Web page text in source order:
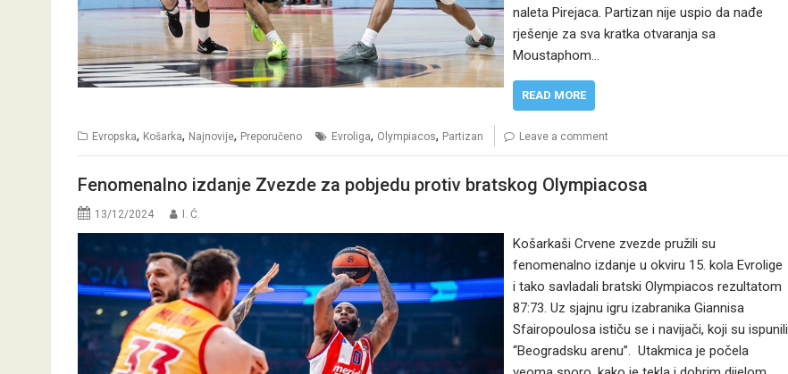
naleta Pirejaca. Partizan nije uspio da nađe
rješenje za sva kratka otvaranja sa
Moustaphom…
READ MORE
Evropska, Košarka, Najnovije, Preporučeno Evroliga, Olympiacos, Partizan Leave a comment
Fenomenalno izdanje Zvezde za pobjedu protiv bratskog Olympiacosa
13/12/2024 I. Ć.
Košarkaši Crvene zvezde pružili su
fenomenalno izdanje u okviru 15. kola Evrolige
i tako savladali bratski Olympiacos rezultatom
87:73. Uz sjajnu igru izabranika Giannisa
Sfairopoulosa ističu se i navijači, koji su ispunili
“Beogradsku arenu”. Utakmica je počela